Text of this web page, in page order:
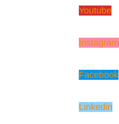
Youtube
Instagram
Facebook
Linkedin